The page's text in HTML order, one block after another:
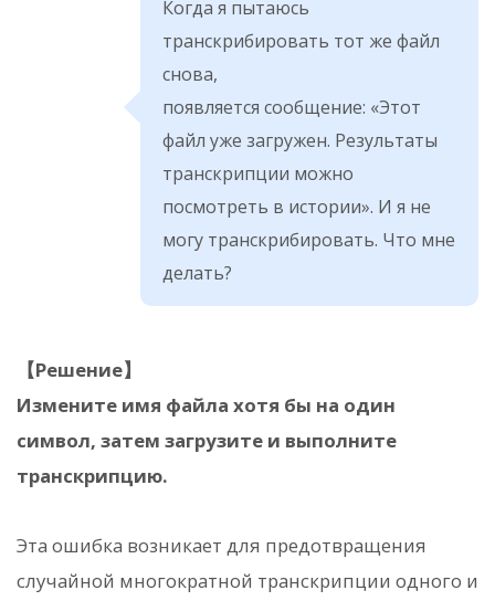
Когда я пытаюсь
транскрибировать тот же файл
снова,
появляется сообщение: «Этот
файл уже загружен. Результаты
транскрипции можно
посмотреть в истории». И я не
могу транскрибировать. Что мне
делать?
【Решение】
Измените имя файла хотя бы на один
символ, затем загрузите и выполните
транскрипцию.
Эта ошибка возникает для предотвращения
случайной многократной транскрипции одного и